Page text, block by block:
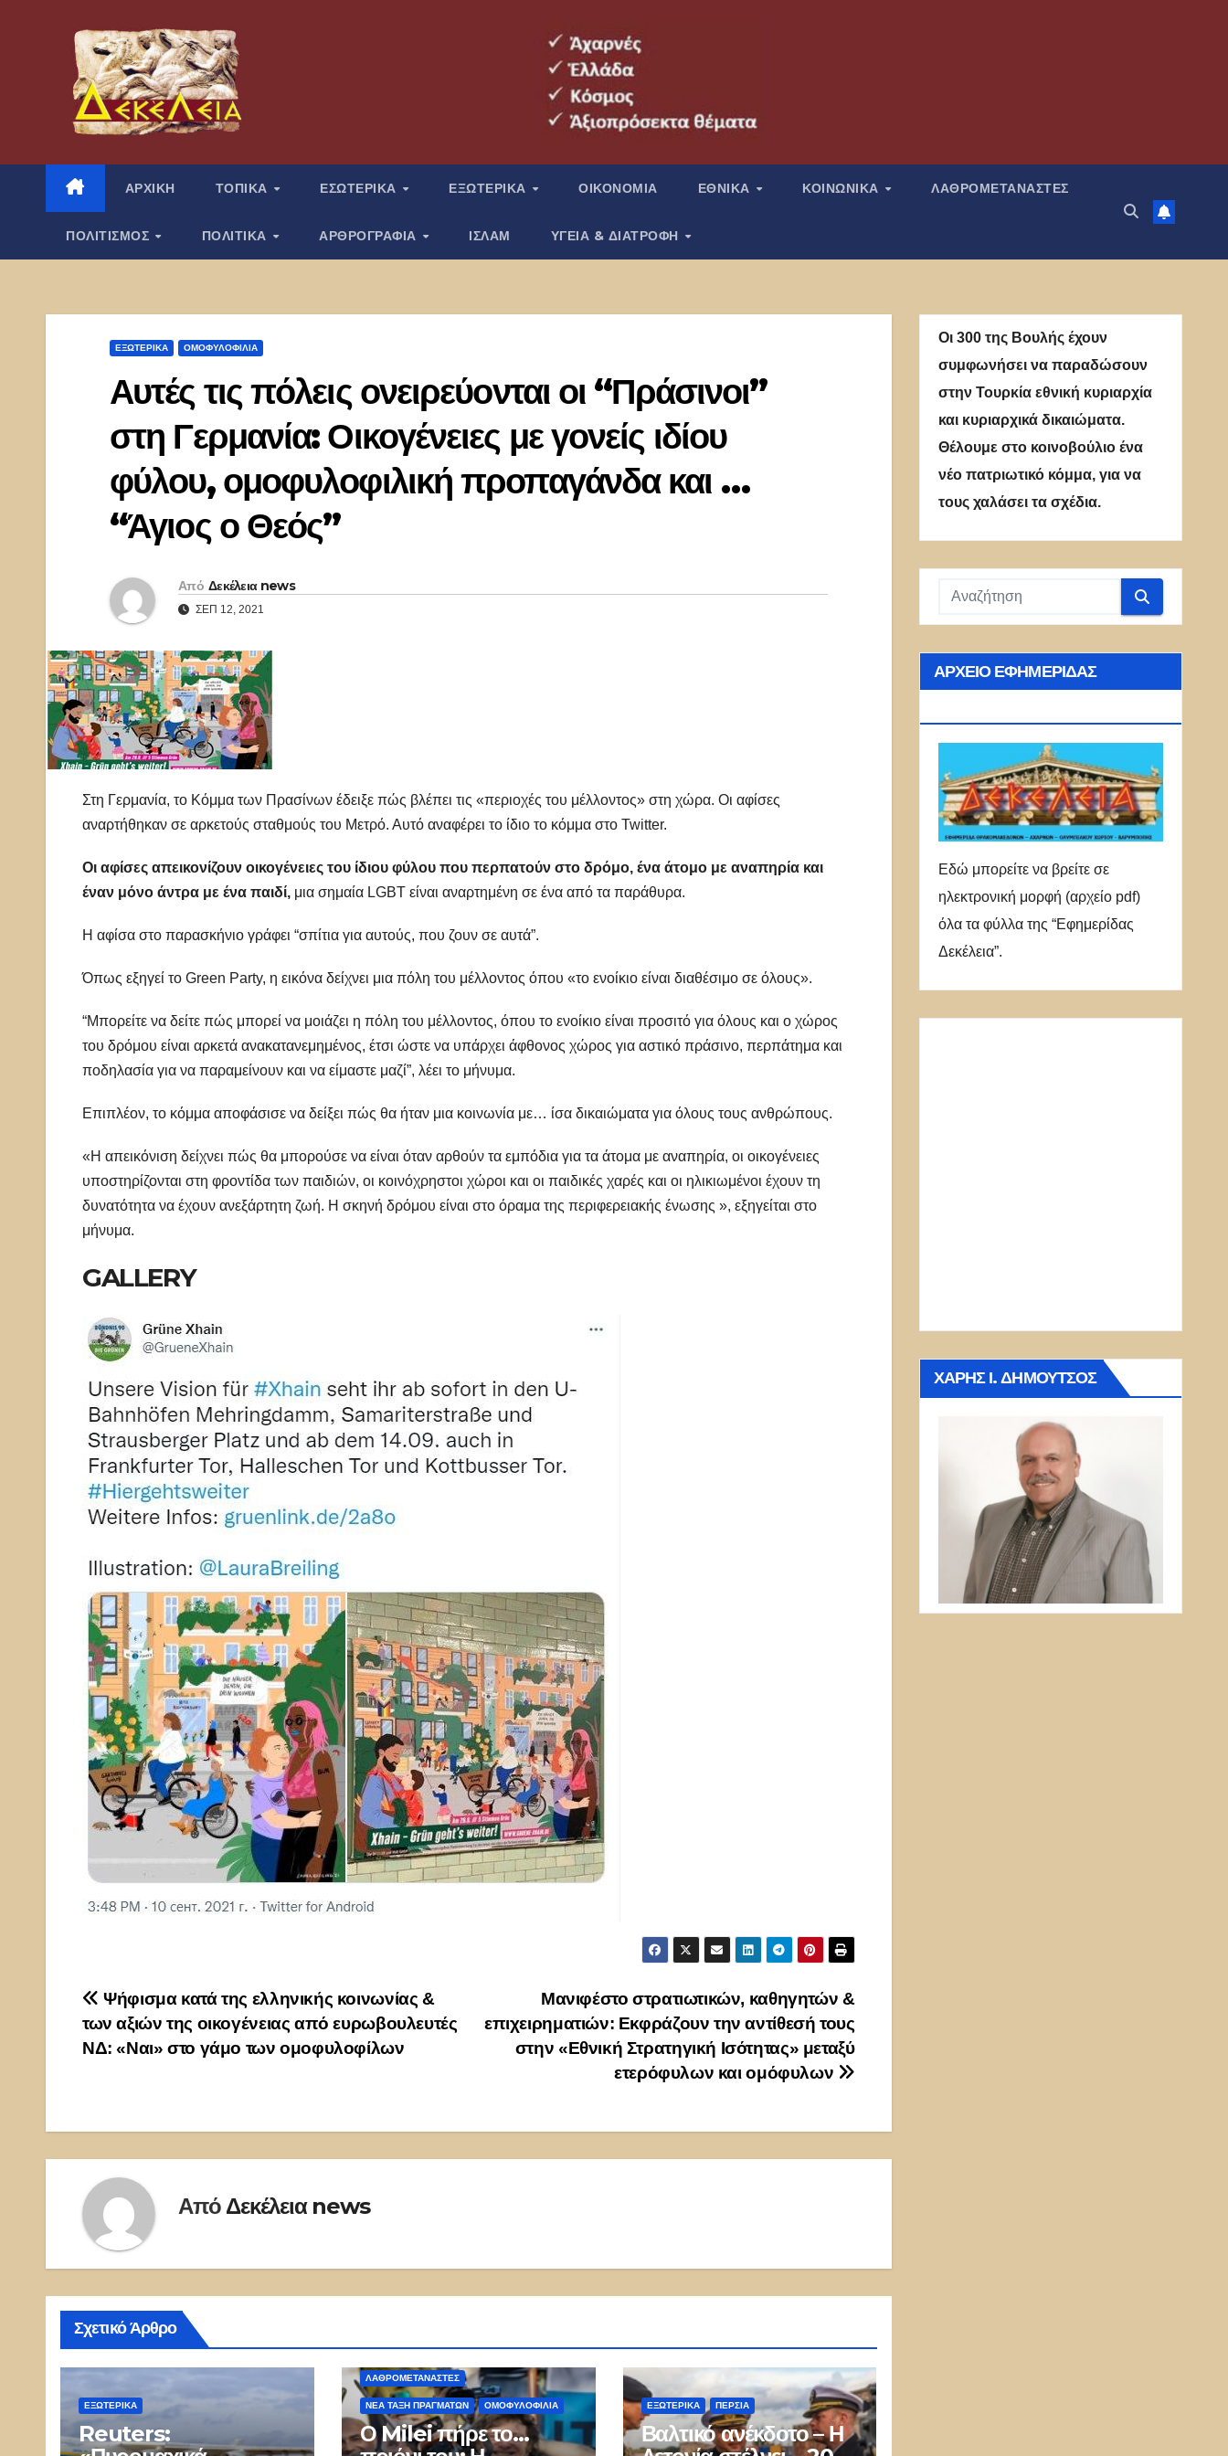
περιεχόμενο
ΑΡΧΙΚΗ ΤΟΠΙΚΑ ΕΣΩΤΕΡΙΚΑ ΕΞΩΤΕΡΙΚΑ ΟΙΚΟΝΟΜΙΑ ΕΘΝΙΚΑ ΚΟΙΝΩΝΙΚΑ ΛΑΘΡΟΜΕΤΑΝΑΣΤΕΣ
ΠΟΛΙΤΙΣΜΟΣ ΠΟΛΙΤΙΚΑ ΑΡΘΡΟΓΡΑΦΙΑ ΙΣΛΑΜ ΥΓΕΙΑ & ΔΙΑΤΡΟΦΗ
ΕΞΩΤΕΡΙΚΑ ΟΜΟΦΥΛΟΦΙΛΊΑ
Αυτές τις πόλεις ονειρεύονται οι “Πράσινοι”
στη Γερμανία: Οικογένειες με γονείς ιδίου
φύλου, ομοφυλοφιλική προπαγάνδα και …
“Άγιος ο Θεός”
Από Δεκέλεια news
ΣΕΠ 12, 2021
Στη Γερμανία, το Κόμμα των Πρασίνων έδειξε πώς βλέπει τις «περιοχές του μέλλοντος» στη χώρα. Οι αφίσες
αναρτήθηκαν σε αρκετούς σταθμούς του Mετρό. Αυτό αναφέρει το ίδιο το κόμμα στο Twitter.
Οι αφίσες απεικονίζουν οικογένειες του ίδιου φύλου που περπατούν στο δρόμο, ένα άτομο με αναπηρία και
έναν μόνο άντρα με ένα παιδί, μια σημαία LGBT είναι αναρτημένη σε ένα από τα παράθυρα.
Η αφίσα στο παρασκήνιο γράφει “σπίτια για αυτούς, που ζουν σε αυτά”.
Όπως εξηγεί το Green Party, η εικόνα δείχνει μια πόλη του μέλλοντος όπου «το ενοίκιο είναι διαθέσιμο σε όλους».
“Μπορείτε να δείτε πώς μπορεί να μοιάζει η πόλη του μέλλοντος, όπου το ενοίκιο είναι προσιτό για όλους και ο χώρος
του δρόμου είναι αρκετά ανακατανεμημένος, έτσι ώστε να υπάρχει άφθονος χώρος για αστικό πράσινο, περπάτημα και
ποδηλασία για να παραμείνουν και να είμαστε μαζί”, λέει το μήνυμα.
Επιπλέον, το κόμμα αποφάσισε να δείξει πώς θα ήταν μια κοινωνία με… ίσα δικαιώματα για όλους τους ανθρώπους.
«Η απεικόνιση δείχνει πώς θα μπορούσε να είναι όταν αρθούν τα εμπόδια για τα άτομα με αναπηρία, οι οικογένειες
υποστηρίζονται στη φροντίδα των παιδιών, οι κοινόχρηστοι χώροι και οι παιδικές χαρές και οι ηλικιωμένοι έχουν τη
δυνατότητα να έχουν ανεξάρτητη ζωή. Η σκηνή δρόμου είναι στο όραμα της περιφερειακής ένωσης », εξηγείται στο
μήνυμα.
GALLERY
Πλοήγηση
άρθρων
Mανιφέστο στρατιωτικών, καθηγητών &
επιχειρηματιών: Εκφράζουν την αντίθεσή τους
στην «Εθνική Στρατηγική Ισότητας» μεταξύ
ετερόφυλων και ομόφυλων
Ψήφισμα κατά της ελληνικής κοινωνίας &
των αξιών της οικογένειας από ευρωβουλευτές
ΝΔ: «Ναι» στο γάμο των ομοφυλοφίλων
Από Δεκέλεια news
Σχετικό Άρθρο
ΕΞΩΤΕΡΙΚΑ
Reuters:
ΛΑΘΡΟΜΕΤΑΝΑΣΤΕΣ
ΝΈΑ ΤΆΞΗ ΠΡΑΓΜΆΤΩΝ ΟΜΟΦΥΛΟΦΙΛΊΑ
Ο Milei πήρε το…
ΕΞΩΤΕΡΙΚΑ ΠΕΡΣΊΑ
Βαλτικό ανέκδοτο – Η
Οι 300 της Βουλής έχουν
συμφωνήσει να παραδώσουν
στην Τουρκία εθνική κυριαρχία
και κυριαρχικά δικαιώματα.
Θέλουμε στο κοινοβούλιο ένα
νέο πατριωτικό κόμμα, για να
τους χαλάσει τα σχέδια.
ΑΡΧΕΊΟ ΕΦΗΜΕΡΊΔΑΣ
Εδώ μπορείτε να βρείτε σε
ηλεκτρονική μορφή (αρχείο pdf)
όλα τα φύλλα της “Εφημερίδας
Δεκέλεια”.
ΧΆΡΗΣ Ι. ΔΗΜΟΎΤΣΟΣ